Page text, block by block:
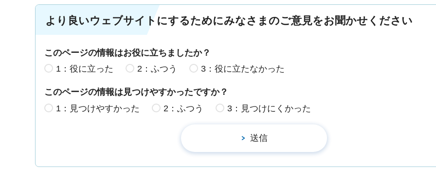
より良いウェブサイトにするためにみなさまのご意見をお聞かせください
このページの情報はお役に立ちましたか？
1：役に立った
2：ふつう 3：役に立たなかった
このページの情報は見つけやすかったですか？
1：見つけやすかった
2：ふつう 3：見つけにくかった